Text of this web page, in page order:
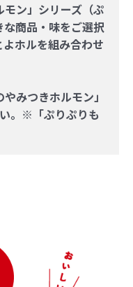
ン」シリーズ（ぷ
商品・味をご選択
ホルを組み合わせ
みつきホルモン」
。※「ぷりぷりも